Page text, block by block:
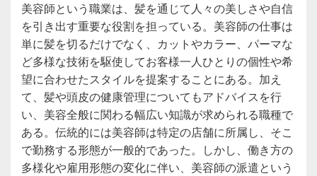
美容師という職業は、髪を通じて人々の美しさや自信
を引き出す重要な役割を担っている。 美容師の仕事は
単に髪を切るだけでなく、カットやカラー、パーマな
ど多様な技術を駆使してお客様一人ひとりの個性や希
望に合わせたスタイルを提案することにある。加え
て、髪や頭皮の健康管理についてもアドバイスを行
い、美容全般に関わる幅広い知識が求められる職種で
ある。伝統的には美容師は特定の店舗に所属し、そこ
で勤務する形態が一般的であった。しかし、働き方の
多様化や雇用形態の変化に伴い、美容師の派遣という